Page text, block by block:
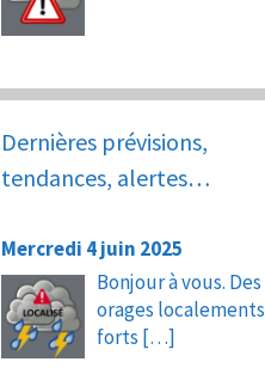
Dernières prévisions,
tendances, alertes…
Mercredi 4 juin 2025
Bonjour à vous. Des
orages localements
forts […]